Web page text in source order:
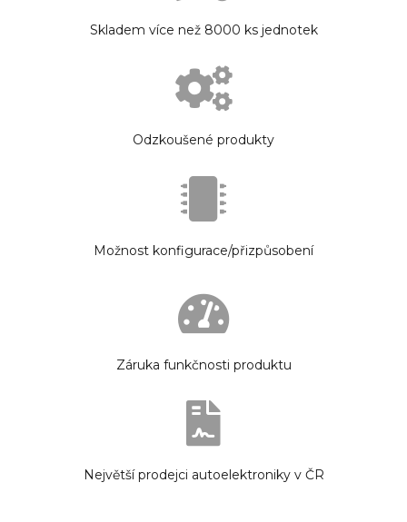
Skladem více než 8000 ks jednotek
Odzkoušené produkty
Možnost konfigurace/přizpůsobení
Záruka funkčnosti produktu
Největší prodejci autoelektroniky v ČR